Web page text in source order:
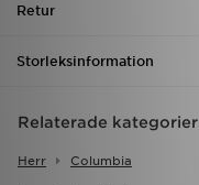
Retur
Storleksinformation
Relaterade kategorier
Herr Columbia